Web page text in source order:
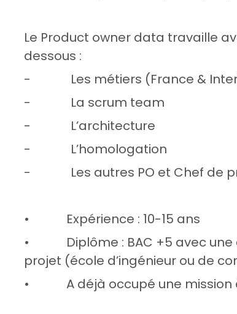
Le Product owner data travaille
dessous :
- Les métiers (France &
- La scrum team
- L’architecture
- L’homologation
- Les autres PO et Chef de
• Expérience : 10-15 ans
• Diplôme : BAC +5 avec une
projet (école d’ingénieur ou de
• A déjà occupé une mission